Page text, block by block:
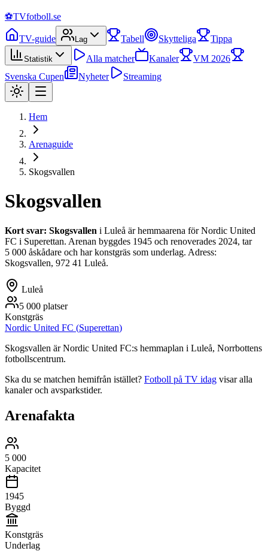
⚽TVfotboll.se
TV-guide Lag Tabell Skytteliga Tippa
Statistik Alla matcher Kanaler
VM 2026
Svenska Cupen
Nyheter Streaming
Hem
Arenaguide
Skogsvallen
Skogsvallen
Kort svar: Skogsvallen i Luleå är hemmaarena förNordic United
FC i Superettan. Arenan byggdes 1945 och renoverades 2024, tar
5 000 åskådare och harkonstgräs som underlag. Adress:
Skogsvallen, 972 41 Luleå.
Luleå
5 000 platser
Konstgräs
Nordic United FC (Superettan)
Skogsvallen är Nordic United FC:s hemmaplan i Luleå, Norrbottens
fotbollscentrum.
Ska du se matchen hemifrån istället? Fotboll på TV idag visar alla
kanaler och avsparkstider.
Arenafakta
5 000
Kapacitet
1945
Byggd
Konstgräs
Underlag